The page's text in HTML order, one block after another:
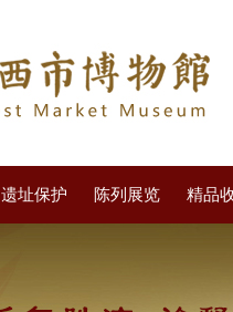
遗址保护 陈列展览 精品